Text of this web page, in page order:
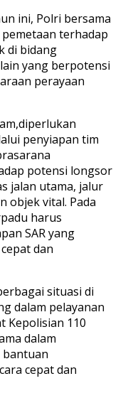
ini, Polri bersama
terhadap
di bidang
yang berpotensi
perayaan
penyiapan tim
potensi longsor
jalan utama, jalur
objek vital. Pada
harus
SAR yang
dan
situasi di
dalam pelayanan
Kepolisian 110
dalam
cepat dan